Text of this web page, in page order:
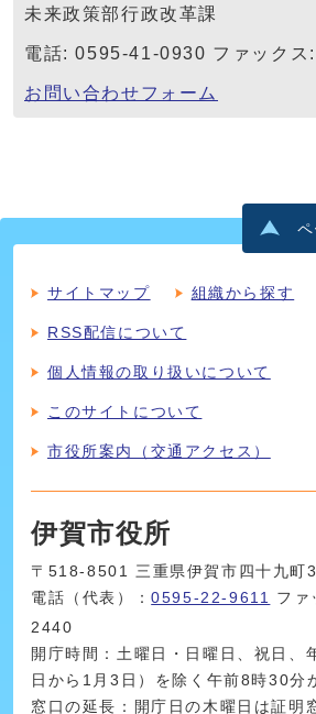
未来政策部行政改革課
電話: 0595-41-0930 ファック
お問い合わせフォーム
サイトマップ 組織から探す
RSS配信について
個人情報の取り扱いについて
このサイトについて
市役所案内（交通アクセス）
伊賀市役所
〒518-8501 三重県伊賀市四十九町
電話（代表）：0595-22-9611
フ
2440
開庁時間：土曜日・日曜日、祝日、
日から1月3日）を除く午前8時30分
窓口の延長：開庁日の木曜日は証明